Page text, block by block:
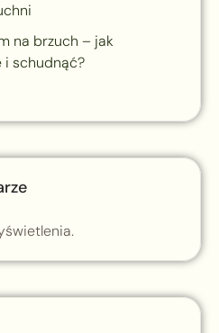
na brzuch – jak
i schudnąć?